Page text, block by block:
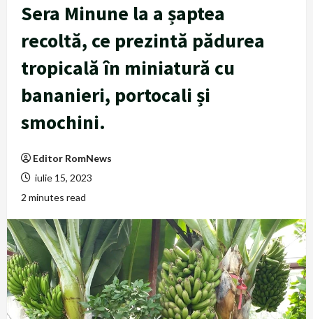
Sera Minune la a șaptea
recoltă, ce prezintă pădurea
tropicală în miniatură cu
bananieri, portocali și
smochini.
Editor RomNews
iulie 15, 2023
2 minutes read